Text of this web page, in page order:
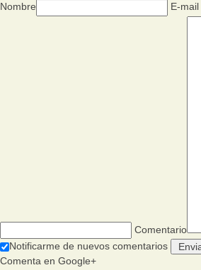
Nombre
E-mail
Comentario
Notificarme de nuevos comentarios
Comenta en Google+